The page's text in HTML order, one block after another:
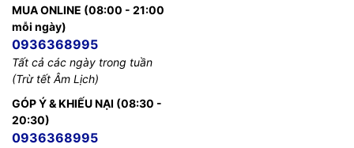
MUA ONLINE (08:00 - 21:00
mỗi ngày)
0936368995
Tất cả các ngày trong tuần
(Trừ tết Âm Lịch)
GÓP Ý & KHIẾU NẠI (08:30 -
20:30)
0936368995